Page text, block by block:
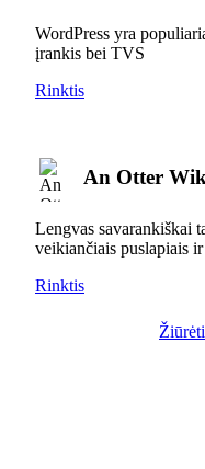
WordPress yra
įrankis bei TVS
Rinktis
An Otter
Lengvas savarankiškai
veikiančiais puslapiais
Rinktis